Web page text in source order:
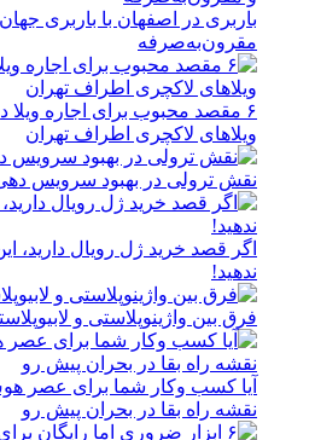
باربری در اصفهان با باربری
مقرون‌به‌صرفه
۶ مقصد محبوب برای اجاره ویلا
ویلاهای لاکچری اطراف تهران
نقش ترولی در بهبود سرویس
اگر قصد خرید ژل رویال دارید،
ندهید!
فرق بین واژینوپلاستی و
آیا کسب وکار شما برای عصر
نقشه راه بقا در بحران پیش رو